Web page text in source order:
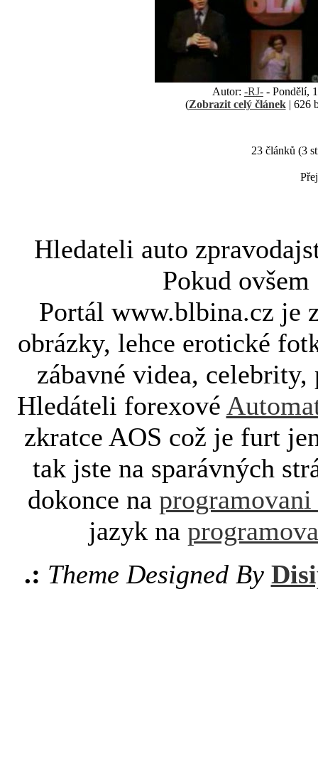
Autor: -RJ- - Pondělí,
(Zobrazit celý článek| 626
23 článků (3
Hledateli auto
Pokud
Portál www.blbina.cz je
obrázky, lehce erotické
zábavné videa,
Hledáteli forexové
zkratce AOS což je furt
tak jste na sparávných
dokonce na programovani
jazyk na
.: Theme Designed By